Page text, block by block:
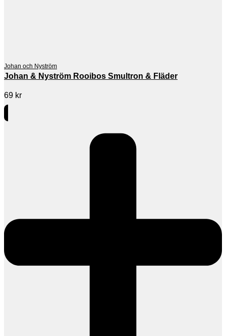
Johan och Nyström
Johan & Nyström Rooibos Smultron & Fläder
69 kr